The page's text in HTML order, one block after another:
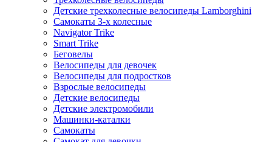
Детские трехколесные велосипеды Lamborghini
Самокаты 3-х колесные
Navigator Trike
Smart Trike
Беговелы
Велосипеды для девочек
Велосипеды для подростков
Взрослые велосипеды
Детские велосипеды
Детские электромобили
Машинки-каталки
Самокаты